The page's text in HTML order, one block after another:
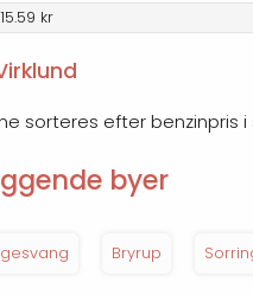
15.59 kr
sorteres efter
byer
Bryrup